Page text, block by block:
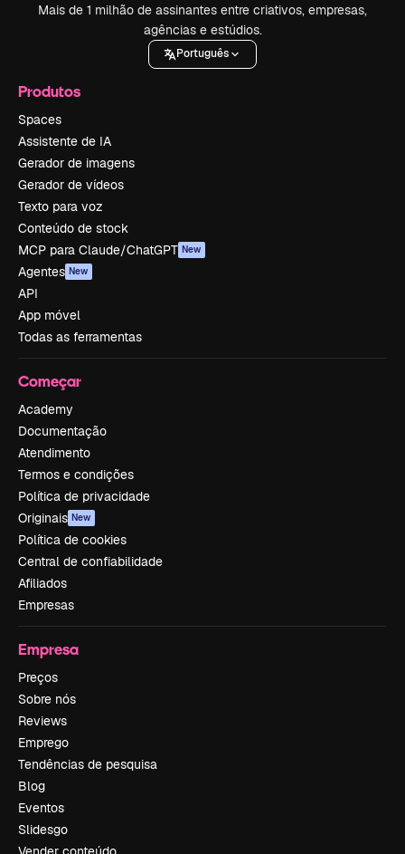
Mais de 1 milhão de assinantes entre criativos, empresas,
agências e estúdios.
Português
Produtos
Spaces
Assistente de IA
Gerador de imagens
Gerador de vídeos
Texto para voz
Conteúdo de stock
MCP para Claude/ChatGPT New
Agentes New
API
App móvel
Todas as ferramentas
Começar
Academy
Documentação
Atendimento
Termos e condições
Política de privacidade
Originais New
Política de cookies
Central de confiabilidade
Afiliados
Empresas
Empresa
Preços
Sobre nós
Reviews
Emprego
Tendências de pesquisa
Blog
Eventos
Slidesgo